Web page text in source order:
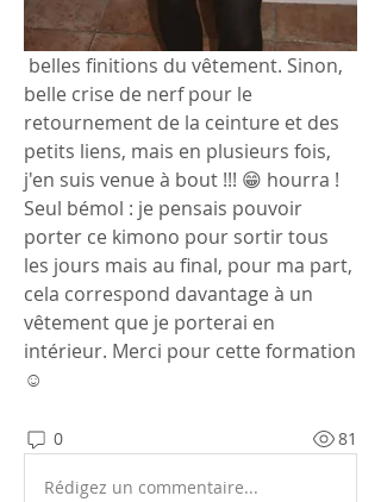
belle crise de nerf pour le
retournement de la ceinture et des
petits liens, mais en plusieurs fois,
j'en suis venue à bout !!! 😁 hourra !
Seul bémol : je pensais pouvoir
porter ce kimono pour sortir tous
les jours mais au final, pour ma part,
cela correspond davantage à un
vêtement que je porterai en
intérieur. Merci pour cette formation
☺
0 81
Rédigez un commentaire...